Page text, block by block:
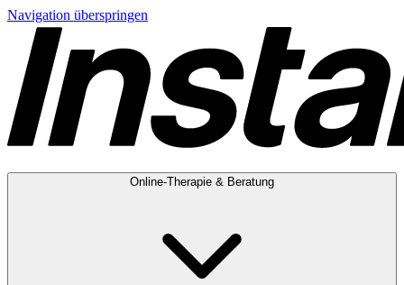
Navigation überspringen
Online-Therapie & Beratung